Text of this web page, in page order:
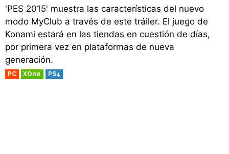
'PES 2015' muestra las características del nuevo
modo MyClub a través de este tráiler. El juego de
Konami estará en las tiendas en cuestión de días,
por primera vez en plataformas de nueva
generación.
PC XOne PS4